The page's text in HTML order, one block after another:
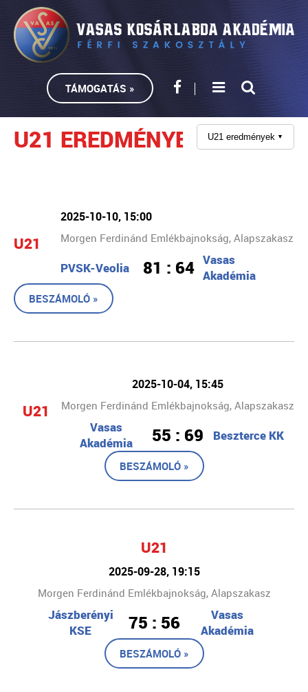
TÁMOGATÁS »
U21 EREDMÉNYEK U21 eredmények ▼
U21
2025-10-10, 15:00
Morgen Ferdinánd Emlékbajnokság, Alapszakasz
PVSK-Veolia 81 : 64 Vasas
Akadémia
BESZÁMOLÓ »
U21
2025-10-04, 15:45
Morgen Ferdinánd Emlékbajnokság, Alapszakasz
Vasas
Akadémia
55 : 69 Beszterce KK
BESZÁMOLÓ »
U21
2025-09-28, 19:15
Morgen Ferdinánd Emlékbajnokság, Alapszakasz
Jászberényi
KSE
75 : 56
Vasas
Akadémia
BESZÁMOLÓ »